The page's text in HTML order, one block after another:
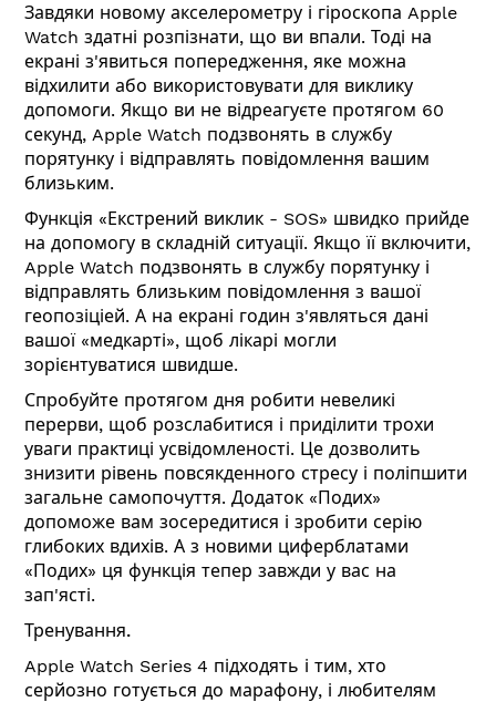
Завдяки новому акселерометру і гіроскопа Apple
Watch здатні розпізнати, що ви впали. Тоді на
екрані з'явиться попередження, яке можна
відхилити або використовувати для виклику
допомоги. Якщо ви не відреагуєте протягом 60
секунд, Apple Watch подзвонять в службу
порятунку і відправлять повідомлення вашим
близьким.
Функція «Екстрений виклик - SOS» швидко прийде
на допомогу в складній ситуації. Якщо її включити,
Apple Watch подзвонять в службу порятунку і
відправлять близьким повідомлення з вашої
геопозіціей. А на екрані годин з'являться дані
вашої «медкарті», щоб лікарі могли
зорієнтуватися швидше.
Спробуйте протягом дня робити невеликі
перерви, щоб розслабитися і приділити трохи
уваги практиці усвідомленості. Це дозволить
знизити рівень повсякденного стресу і поліпшити
загальне самопочуття. Додаток «Подих»
допоможе вам зосередитися і зробити серію
глибоких вдихів. А з новими циферблатами
«Подих» ця функція тепер завжди у вас на
зап'ясті.
Тренування.
Apple Watch Series 4 підходять і тим, хто
серйозно готується до марафону, і любителям